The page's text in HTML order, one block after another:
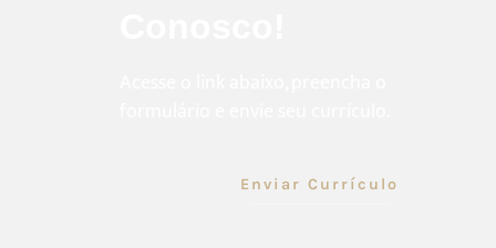
Enviar Currículo